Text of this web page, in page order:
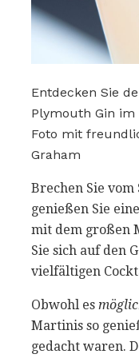
Entdecken Sie
Plymouth Gin im
Foto mit
Graham
Brechen Sie
genießen Sie
mit dem großen
Sie sich auf den
vielfältigen
Obwohl es
Martinis so
gedacht waren.